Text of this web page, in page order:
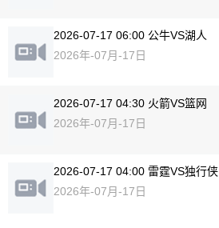
2026-07-17 06:00 公牛VS湖人
2026年-07月-17日
2026-07-17 04:30 火箭VS篮网
2026年-07月-17日
2026-07-17 04:00 雷霆VS独行侠
2026年-07月-17日